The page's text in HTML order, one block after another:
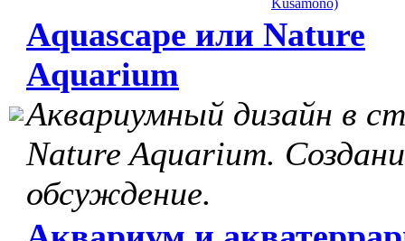
Kusamono)
Aquascape или Nature
Aquarium
Аквариумный дизайн в
Nature Aquarium.
обсуждение.